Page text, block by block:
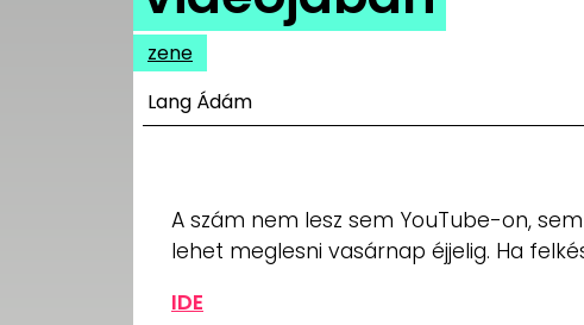
UTCA
MÉDIAAJÁNLAT
TÁJÉKOZTATÓ
zene
Lang Ádám
A szám nem lesz sem YouTube-on,
lehet meglesni vasárnap éjjelig. Ha
IDE